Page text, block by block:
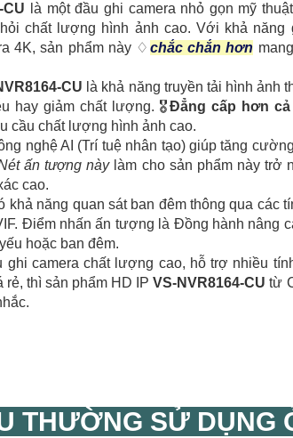
CU
là một đầu ghi camera nhỏ gọn mỹ
chất lượng hình ảnh cao. Với khả năng
4K, sản phẩm này ♢ chắc chắn hơn
CU là khả năng truyền tải hình ảnh
hay giảm chất lượng. 🎖️Đẳng cấp hơn cả
cầu chất lượng hình ảnh cao.
nghệ AI (Trí tuệ nhân tạo) giúp tăng
ấn tượng nàylàm cho sản phẩm này trở
cao.
khả năng quan sát ban đêm thông qua các
Điểm nhấn ấn tượng là Đồng hành nâng
hoặc ban đêm.
ghi camera chất lượng cao, hỗ trợ nhiều
rẻ, thì sản phẩm HD IPVS-NVR8164-CUtừ
THƯỜNG SỬ DỤNG